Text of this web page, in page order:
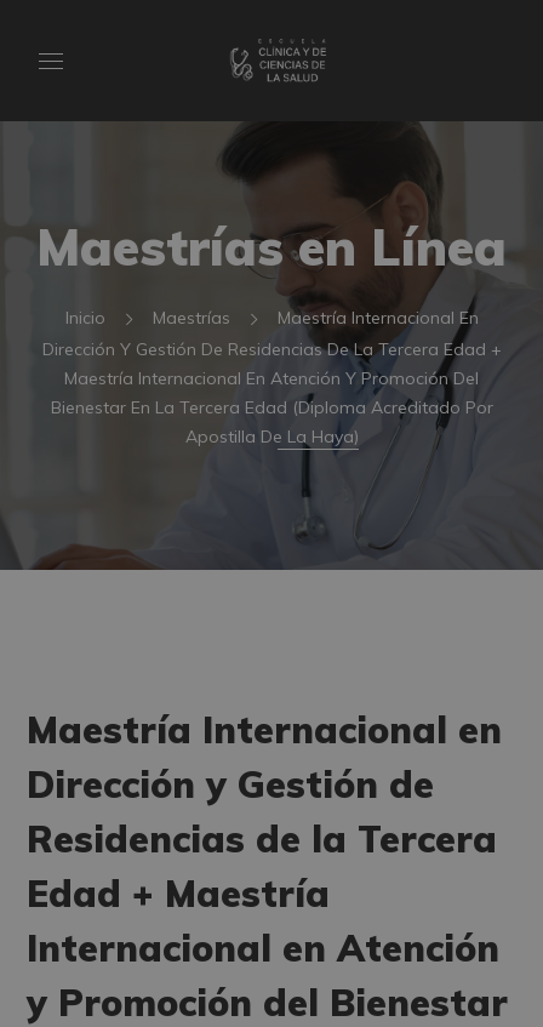
Maestrías en Línea
Inicio Maestrías
Maestría Internacional En
Dirección Y Gestión De Residencias De La Tercera Edad +
Maestría Internacional En Atención Y Promoción Del
Bienestar En La Tercera Edad (Diploma Acreditado Por
Apostilla De La Haya)
Maestría Internacional en
Dirección y Gestión de
Residencias de la Tercera
Edad + Maestría
Internacional en Atención
y Promoción del Bienestar